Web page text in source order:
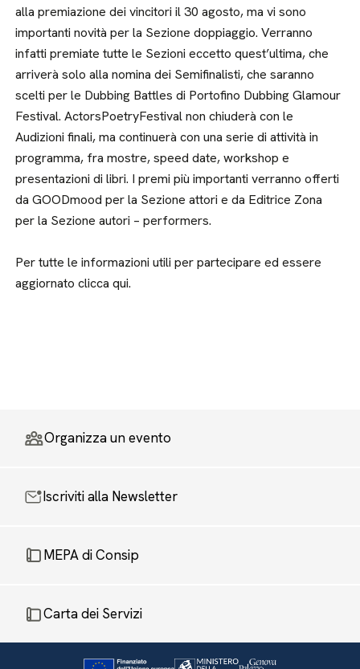
alla premiazione dei vincitori il 30 agosto, ma vi sono
importanti novità per la Sezione doppiaggio. Verranno
infatti premiate tutte le Sezioni eccetto quest’ultima, che
arriverà solo alla nomina dei Semifinalisti, che saranno
scelti per le Dubbing Battles di Portofino Dubbing Glamour
Festival. ActorsPoetryFestival non chiuderà con le
Audizioni finali, ma continuerà con una serie di attività in
programma, fra mostre, speed date, workshop e
presentazioni di libri. I premi più importanti verranno offerti
da GOODmood per la Sezione attori e da Editrice Zona
per la Sezione autori – performers.
Per tutte le informazioni utili per partecipare ed essere
aggiornato clicca qui.
Organizza un evento
Iscriviti alla Newsletter
MEPA di Consip
Carta dei Servizi